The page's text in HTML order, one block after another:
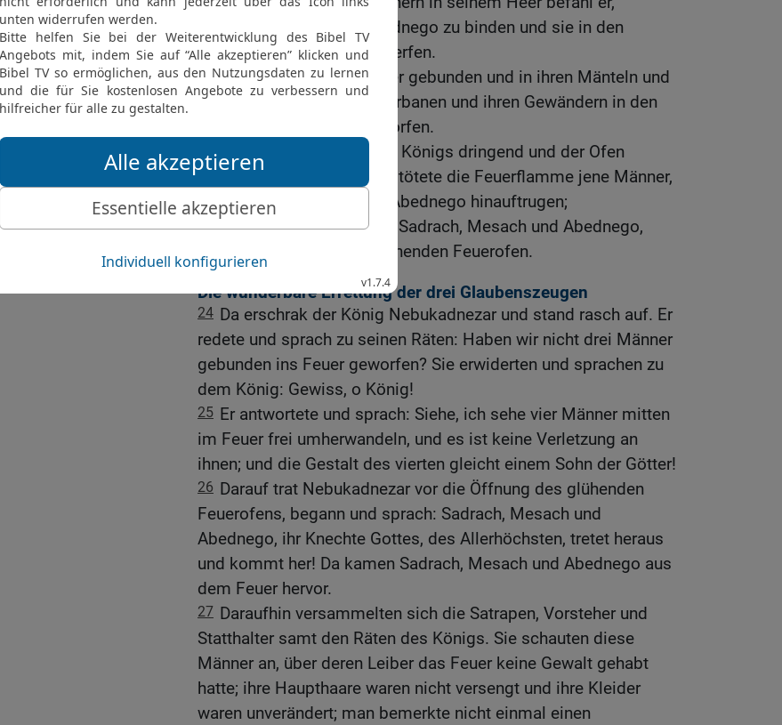
Sadrach, Mesach und Abednego zu binden und sie in den
glühenden Feuerofen zu werfen.
21 Da wurden diese Männer gebunden und in ihren Mänteln und
Beinkleidern samt ihren Turbanen und ihren Gewändern in den
glühenden Feuerofen geworfen.
Weil nun der Befehl des Königs dringend und der Ofen
übermäßig geheizt war, so tötete die Feuerflamme jene Männer,
die Sadrach, Mesach und Abednego hinauftrugen;
23 diese drei Männer aber, Sadrach, Mesach und Abednego,
fielen gebunden in den glühenden Feuerofen.
Die wunderbare Errettung der drei Glaubenszeugen
24 Da erschrak der König Nebukadnezar und stand rasch auf. Er
redete und sprach zu seinen Räten: Haben wir nicht drei Männer
gebunden ins Feuer geworfen? Sie erwiderten und sprachen zu
dem König: Gewiss, o König!
25 Er antwortete und sprach: Siehe, ich sehe vier Männer mitten
im Feuer frei umherwandeln, und es ist keine Verletzung an
ihnen; und die Gestalt des vierten gleicht einem Sohn der Götter!
26 Darauf trat Nebukadnezar vor die Öffnung des glühenden
Feuerofens, begann und sprach: Sadrach, Mesach und
Abednego, ihr Knechte Gottes, des Allerhöchsten, tretet heraus
und kommt her! Da kamen Sadrach, Mesach und Abednego aus
dem Feuer hervor.
27 Daraufhin versammelten sich die Satrapen, Vorsteher und
Statthalter samt den Räten des Königs. Sie schauten diese
Männer an, über deren Leiber das Feuer keine Gewalt gehabt
hatte; ihre Haupthaare waren nicht versengt und ihre Kleider
waren unverändert; man bemerkte nicht einmal einen